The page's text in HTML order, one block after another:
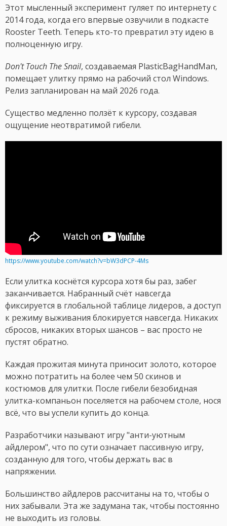
Этот мысленный эксперимент гуляет по интернету с
2014 года, когда его впервые озвучили в подкасте
Rooster Teeth. Теперь кто-то превратил эту идею в
полноценную игру.
Don't Touch The Snail, создаваемая PlasticBagHandMan,
помещает улитку прямо на рабочий стол Windows.
Релиз запланирован на май 2026 года.
Существо медленно ползёт к курсору, создавая
ощущение неотвратимой гибели.
https://www.youtube.com/watch?v=bW3dPCP-4Ms
Если улитка коснётся курсора хотя бы раз, забег
заканчивается. Набранный счёт навсегда
фиксируется в глобальной таблице лидеров, а доступ
к режиму выживания блокируется навсегда. Никаких
сбросов, никаких вторых шансов – вас просто не
пустят обратно.
Каждая прожитая минута приносит золото, которое
можно потратить на более чем 50 скинов и
костюмов для улитки. После гибели безобидная
улитка-компаньон поселяется на рабочем столе, нося
всё, что вы успели купить до конца.
Разработчики называют игру "анти-уютным
айдлером", что по сути означает пассивную игру,
созданную для того, чтобы держать вас в
напряжении.
Большинство айдлеров рассчитаны на то, чтобы о
них забывали. Эта же задумана так, чтобы постоянно
не выходить из головы.